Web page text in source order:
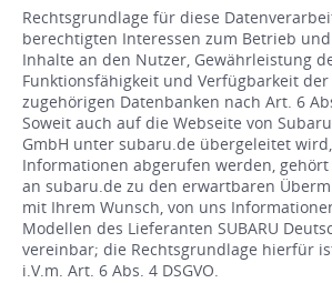
Rechtsgrundlage für diese
berechtigten Interessen zum Betrieb
Inhalte an den Nutzer, Gewährleistung
Funktionsfähigkeit und Verfügbarkeit
zugehörigen Datenbanken nach Art. 6
Soweit auch auf die Webseite von
GmbH unter subaru.de übergeleitet
Informationen abgerufen werden,
an subaru.de zu den erwartbaren
mit Ihrem Wunsch, von uns
Modellen des Lieferanten SUBARU
vereinbar; die Rechtsgrundlage hierfür
i.V.m. Art. 6 Abs. 4 DSGVO.